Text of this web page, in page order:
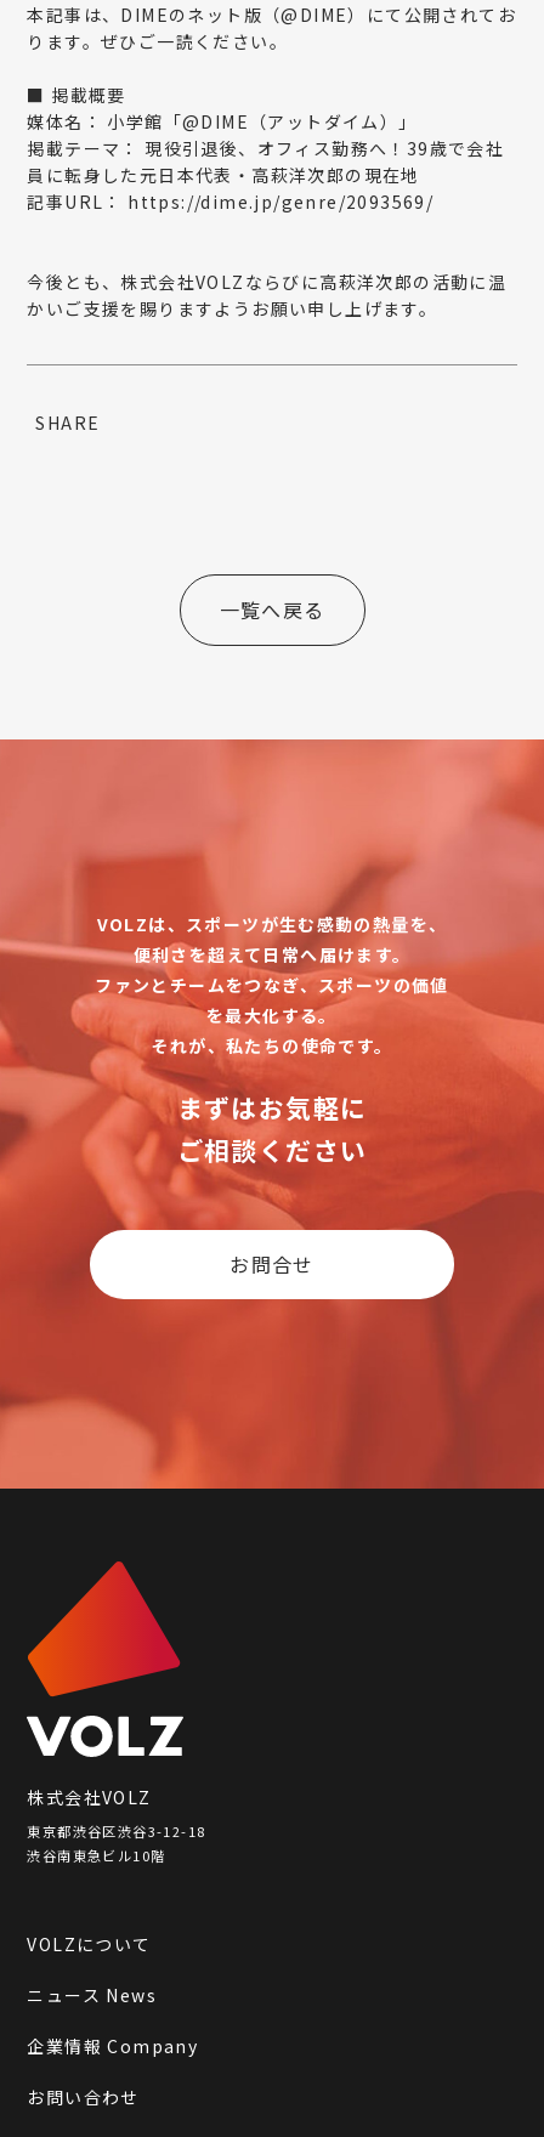
本記事は、DIMEのネット版（@DIME）にて公開されてお
ります。ぜひご一読ください。
■ 掲載概要
媒体名： 小学館「@DIME（アットダイム）」
掲載テーマ：
現役引退後、オフィス勤務へ！39歳で会社
員に転身した元日本代表・高萩洋次郎の現在地
記事URL：
https://dime.jp/genre/2093569/
今後とも、株式会社VOLZならびに高萩洋次郎の活動に温
かいご支援を賜りますようお願い申し上げます。
SHARE
一覧へ戻る
VOLZは、スポーツが生む感動の熱量を、
便利さを超えて日常へ届けます。
ファンとチームをつなぎ、スポーツの価値
を最大化する。
それが、私たちの使命です。
まずはお気軽に
ご相談ください
お問合せ
株式会社VOLZ
東京都渋谷区渋谷3-12-18
渋谷南東急ビル10階
VOLZについて
ニュース News
企業情報 Company
お問い合わせ